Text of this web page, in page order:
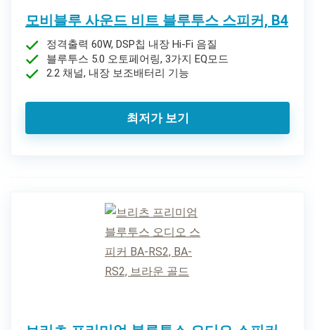
모비블루 사운드 비트 블루투스 스피커, B4
정격출력 60W, DSP칩 내장 Hi-Fi 음질
블루투스 5.0 오토페어링, 3가지 EQ모드
2.2 채널, 내장 보조배터리 기능
최저가 보기